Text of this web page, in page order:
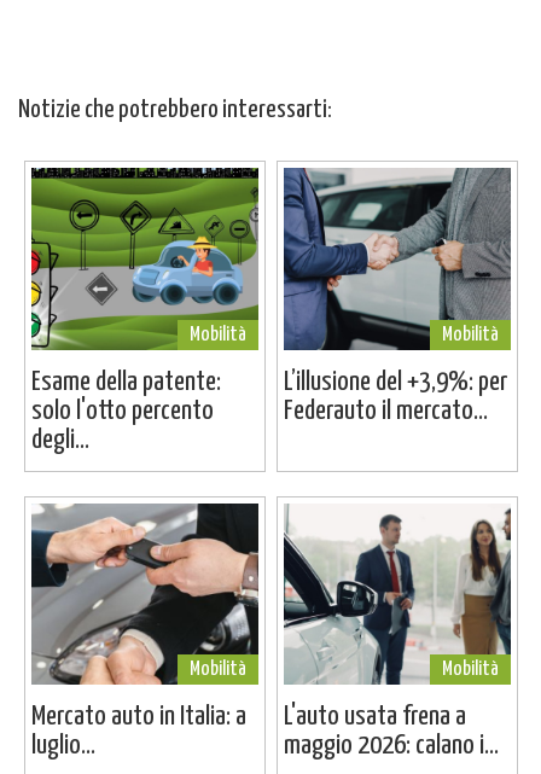
Notizie che potrebbero interessarti:
Mobilità
Esame della patente:
solo l'otto percento
degli...
Mobilità
L’illusione del +3,9%: per
Federauto il mercato...
Mobilità
Mercato auto in Italia: a
luglio...
Mobilità
L'auto usata frena a
maggio 2026: calano i...